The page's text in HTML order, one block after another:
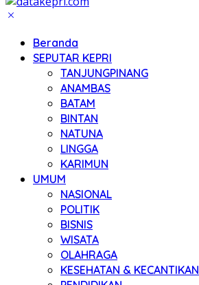
Beranda
SEPUTAR KEPRI
TANJUNGPINANG
ANAMBAS
BATAM
BINTAN
NATUNA
LINGGA
KARIMUN
UMUM
NASIONAL
POLITIK
BISNIS
WISATA
OLAHRAGA
KESEHATAN & KECANTIKAN